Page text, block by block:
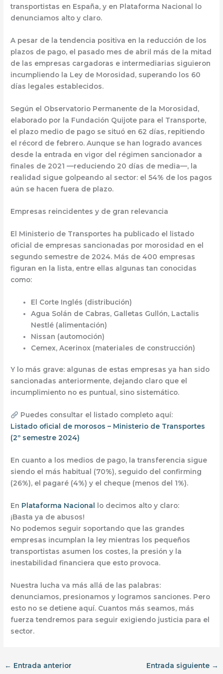
transportistas en España, y en Plataforma Nacional lo
denunciamos alto y claro.
A pesar de la tendencia positiva en la reducción de los
plazos de pago, el pasado mes de abril más de la mitad
de las empresas cargadoras e intermediarias siguieron
incumpliendo la Ley de Morosidad , superando los 60
días legales establecidos.
Según el Observatorio Permanente de la Morosidad ,
elaborado por la Fundación Quijote para el Transporte,
el plazo medio de pago se situó en 62 días, repitiendo
el récord de febrero. Aunque se han logrado avances
desde la entrada en vigor del régimen sancionador a
finales de 2021 —reduciendo 20 días de media—, la
realidad sigue golpeando al sector: el54% de los pagos
aún se hacen fuera de plazo.
Empresas reincidentes y de gran relevancia
El Ministerio de Transportes ha publicado el listado
oficial de empresas sancionadas por morosidad en el
segundo semestre de 2024. Más de 400 empresas
figuran en la lista, entre ellas algunas tan conocidas
como:
El Corte Inglés (distribución)
Agua Solán de Cabras, Galletas Gullón, Lactalis
Nestlé (alimentación)
Nissan (automoción)
Cemex,Acerinox (materiales de construcción)
Y lo más grave: algunas de estas empresas ya han sido
sancionadas anteriormente, dejando claro que el
incumplimiento no es puntual, sino sistemático.
Puedes consultar el listado completo aquí:
Listado oficial de morosos – Ministerio de Transportes
(2º semestre 2024)
En cuanto a los medios de pago, la transferencia sigue
siendo el más habitual (70%), seguido del confirming
(26%), el pagaré (4%) y el cheque (menos del 1%).
En Plataforma Nacional
lo decimos alto y claro:
¡Basta ya de abusos!
No podemos seguir soportando que las grandes
empresas incumplan la ley mientras los pequeños
transportistas asumen los costes, la presión y la
inestabilidad financiera que esto provoca.
Nuestra lucha va más allá de las palabras:
denunciamos, presionamos y logramos sanciones. Pero
esto no se detiene aquí. Cuantos más seamos, más
fuerza tendremos para seguir exigiendo justicia para el
sector.
← Entrada anterior Entrada siguiente →